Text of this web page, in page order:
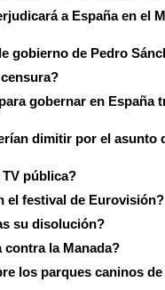
a España en el
gobierno de Pedro
gobernar en España
dimitir por el asunto
pública?
el festival de Eurovisión?
su disolución?
contra la Manada?
los parques caninos de